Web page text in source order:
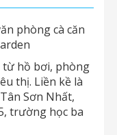
phòng cà căn
từ hồ bơi, phòng
thị. Liền kề là
Sơn Nhất,
trường học ba